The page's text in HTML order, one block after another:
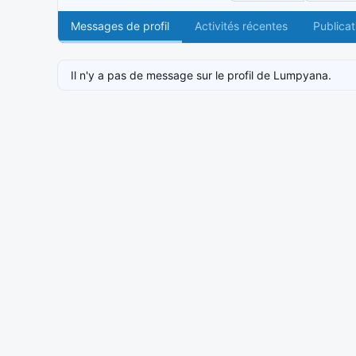
Messages de profil Activités récentes
Il n'y a pas de message sur le profil de Lumpyana.